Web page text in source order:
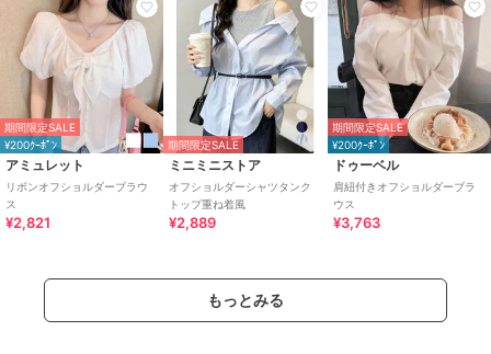
期間限定SALE
¥200ｸｰﾎﾟﾝ
アミュレット
リボンオフショルダーブラウ
ス
¥2,821
期間限定SALE
ミニミニストア
オフショルダーシャツタンク
トップ重ね着風
¥2,889
期間限定SALE
¥200ｸｰﾎﾟﾝ
ドゥーベル
肩紐付きオフショルダーブラ
ウス
¥3,763
もっとみる